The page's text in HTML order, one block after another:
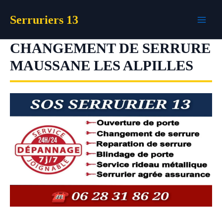
Serruriers 13
CHANGEMENT DE SERRURE
MAUSSANE LES ALPILLES